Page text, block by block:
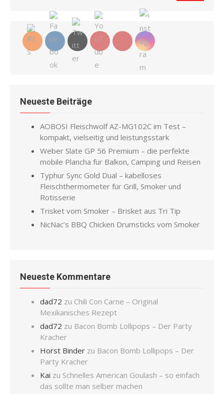
Neueste Beiträge
AOBOSI Fleischwolf AZ-MG102C im Test –
kompakt, vielseitig und leistungsstark
Weber Slate GP 56 Premium – die perfekte
mobile Plancha für Balkon, Camping und Reisen
Typhur Sync Gold Dual – kabelloses
Fleischthermometer für Grill, Smoker und
Rotisserie
Trisket vom Smoker – Brisket aus Tri Tip
NicNac’s BBQ Chicken Drumsticks vom Smoker
Neueste Kommentare
dad72 zu Chili Con Carne – Original
Mexikanisches Rezept
dad72 zu Bacon Bomb Lollipops – Der Party
Kracher
Horst Binder zu Bacon Bomb Lollipops – Der
Party Kracher
Kai zu Schnelles American Goulash – so einfach
das sollte man selber machen